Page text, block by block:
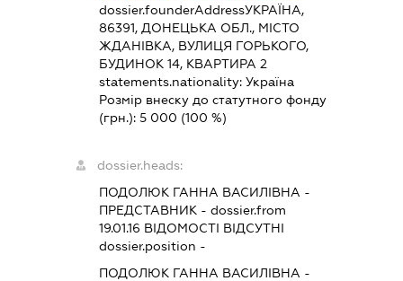
dossier.founderAddressУКРАЇНА,
86391, ДОНЕЦЬКА ОБЛ., МІСТО
ЖДАНІВКА, ВУЛИЦЯ ГОРЬКОГО,
БУДИНОК 14, КВАРТИРА 2
statements.nationality: Україна
Розмір внеску до статутного фонду
(грн.): 5 000 (100 %)
dossier.heads:
ПОДОЛЮК ГАННА ВАСИЛІВНА -
ПРЕДСТАВНИК - dossier.from
19.01.16 ВІДОМОСТІ ВІДСУТНІ
dossier.position -
ПОДОЛЮК ГАННА ВАСИЛІВНА -